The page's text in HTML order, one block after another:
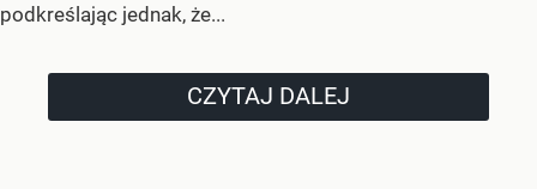
podkreślając jednak, że...
CZYTAJ DALEJ